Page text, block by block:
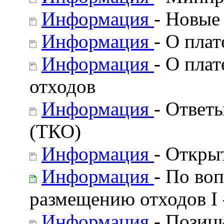
Информация - Новые
Информация - О
Информация - О
отходов
Информация -
(ТКО)
Информация -
Информация - По
размещению отходов I